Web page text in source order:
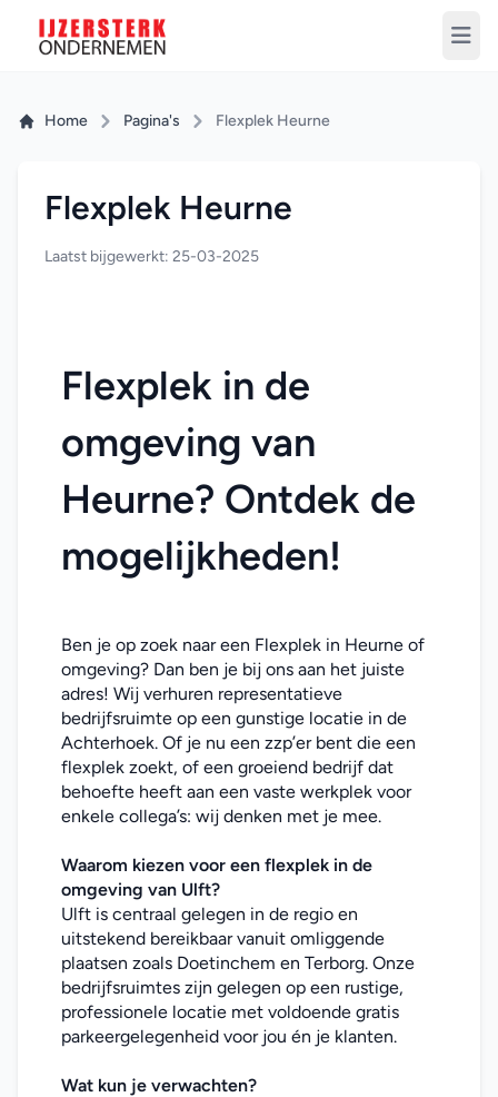
Home Pagina's Flexplek Heurne
Flexplek Heurne
Laatst bijgewerkt: 25-03-2025
Flexplek in de
omgeving van
Heurne? Ontdek de
mogelijkheden!
Ben je op zoek naar een Flexplek in Heurne of
omgeving? Dan ben je bij ons aan het juiste
adres! Wij verhuren representatieve
bedrijfsruimte op een gunstige locatie in de
Achterhoek. Of je nu een zzp’er bent die een
flexplek zoekt, of een groeiend bedrijf dat
behoefte heeft aan een vaste werkplek voor
enkele collega’s: wij denken met je mee.
Waarom kiezen voor een flexplek in de
omgeving van Ulft?
Ulft is centraal gelegen in de regio en
uitstekend bereikbaar vanuit omliggende
plaatsen zoals Doetinchem en Terborg. Onze
bedrijfsruimtes zijn gelegen op een rustige,
professionele locatie met voldoende gratis
parkeergelegenheid voor jou én je klanten.
Wat kun je verwachten?